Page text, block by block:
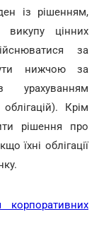
із рішенням,
викупу цінних
за
нижчою за
урахуванням
Крім
рішення про
їхні облігації
корпоративних